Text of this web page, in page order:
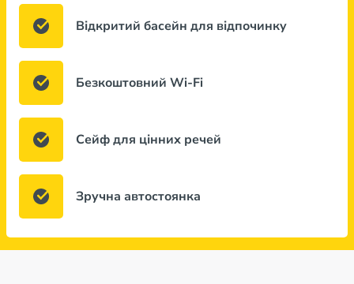
Відкритий басейн для відпочинку
Безкоштовний Wi-Fi
Сейф для цінних речей
Зручна автостоянка